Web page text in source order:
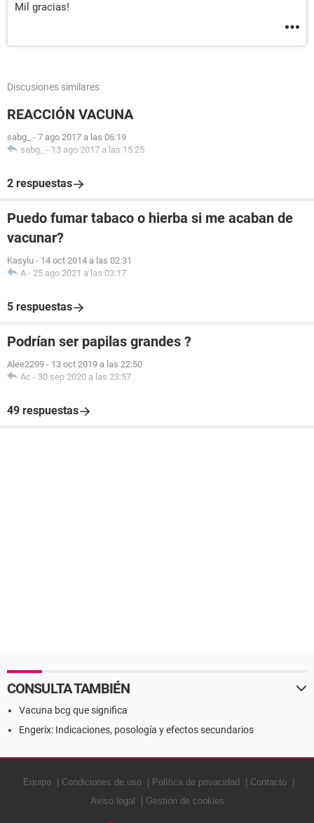
Mil gracias!
Discusiones similares
REACCIÓN VACUNA
sabg_ - 7 ago 2017 a las 06:19
sabg_ - 13 ago 2017 a las 15:25
2 respuestas
Puedo fumar tabaco o hierba si me acaban de
vacunar?
Kasylu - 14 oct 2014 a las 02:31
A - 25 ago 2021 a las 03:17
5 respuestas
Podrían ser papilas grandes ?
Alee2299 - 13 oct 2019 a las 22:50
Ac - 30 sep 2020 a las 23:57
49 respuestas
CONSULTA TAMBIÉN
Vacuna bcg que significa
Engerix: Indicaciones, posología y efectos secundarios
Equipo Condiciones de uso Política de privacidad
Contacto
Aviso legal
Gestión de cookies